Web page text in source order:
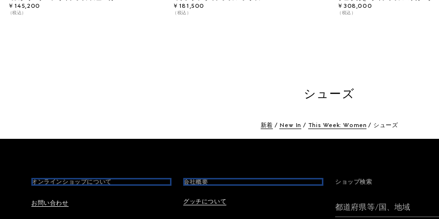
￥145,200
（税込）
￥181,500
（税込）
￥308,000
（税込）
シューズ
新着 New In This Week: Women シューズ
オンラインショップについて
お問い合わせ
会社概要
グッチについて
ショップ検索
都道府県等/国、地域